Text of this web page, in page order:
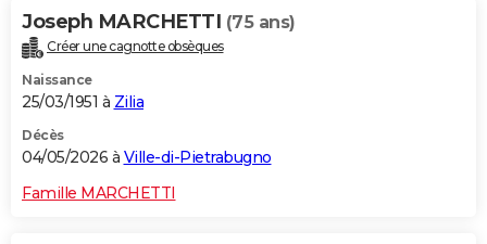
Joseph MARCHETTI (75 ans)
Créer une cagnotte obsèques
Naissance
25/03/1951 à Zilia
Décès
04/05/2026 à Ville-di-Pietrabugno
Famille MARCHETTI